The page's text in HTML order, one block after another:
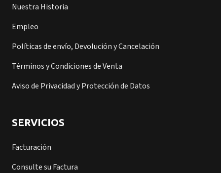
Nuestra Historia
Empleo
Políticas de envío, Devolución y Cancelación
Términos y Condiciones de Venta
Aviso de Privacidad y Protección de Datos
SERVICIOS
Facturación
Consulte su Factura